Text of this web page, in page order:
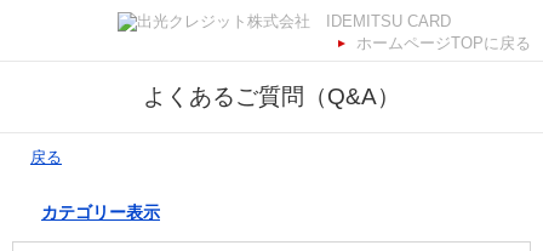
ホームページTOPに戻る
よくあるご質問（Q&A）
戻る
カテゴリー表示